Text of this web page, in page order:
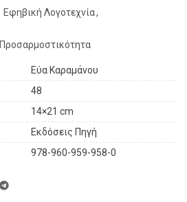
Εφηβική Λογοτεχνία,
Προσαρμοστικότητα
Εύα Καραμάνου
48
14×21 cm
Εκδόσεις Πηγή
978-960-959-958-0